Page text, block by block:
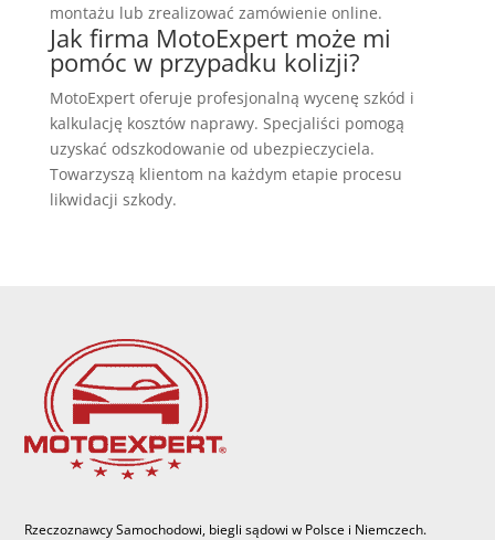
montażu lub zrealizować zamówienie online.
Jak firma MotoExpert może mi
pomóc w przypadku kolizji?
MotoExpert oferuje profesjonalną wycenę szkód i
kalkulację kosztów naprawy. Specjaliści pomogą
uzyskać odszkodowanie od ubezpieczyciela.
Towarzyszą klientom na każdym etapie procesu
likwidacji szkody.
Rzeczoznawcy Samochodowi, biegli sądowi w Polsce i Niemczech.